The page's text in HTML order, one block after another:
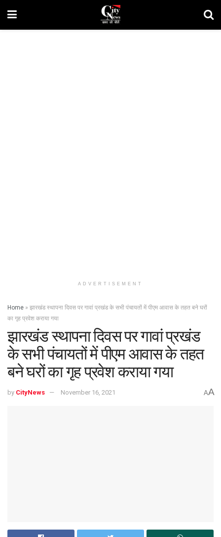
ADVERTISEMENT
Home » झारखंड स्थापना दिवस पर गावां प्रखंड के सभी पंचायतों में पीएम आवास के तहत बने घरों
का गृह प्रवेश कराया गया
झारखंड स्थापना दिवस पर गावां प्रखंड
के सभी पंचायतों में पीएम आवास के तहत
बने घरों का गृह प्रवेश कराया गया
by CityNews November 16, 2021 AA